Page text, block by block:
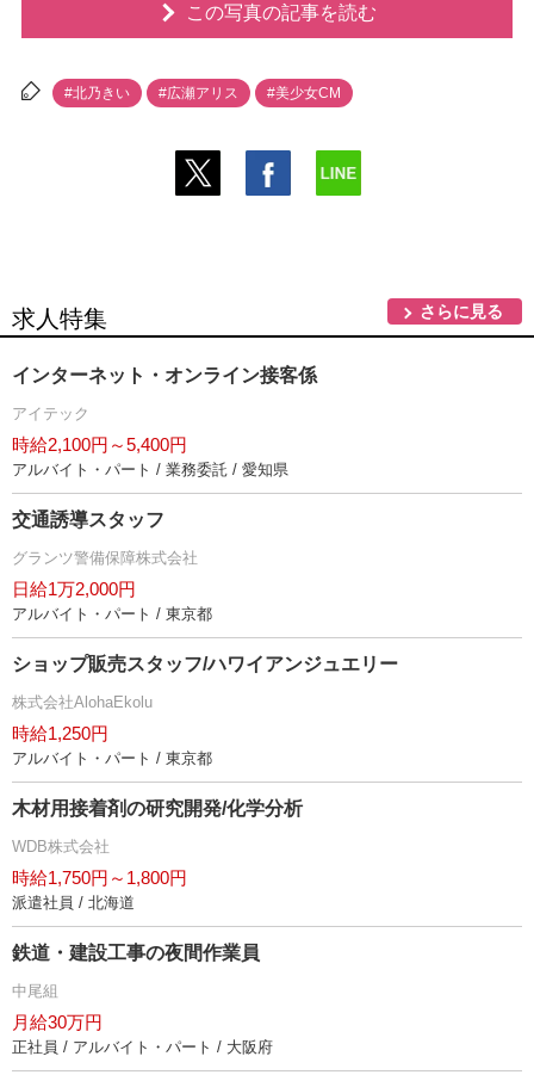
この写真の記事を読む
#北乃きい #広瀬アリス #美少女CM
求人特集 さらに見る
インターネット・オンライン接客係
アイテック
時給2,100円～5,400円
アルバイト・パート / 業務委託 / 愛知県
交通誘導スタッフ
グランツ警備保障株式会社
日給1万2,000円
アルバイト・パート / 東京都
ショップ販売スタッフ/ハワイアンジュエリー
株式会社AlohaEkolu
時給1,250円
アルバイト・パート / 東京都
木材用接着剤の研究開発/化学分析
WDB株式会社
時給1,750円～1,800円
派遣社員 / 北海道
鉄道・建設工事の夜間作業員
中尾組
月給30万円
正社員 / アルバイト・パート / 大阪府